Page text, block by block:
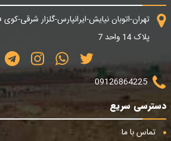
تهران-اتوبان نیایش-ایرانپارس-گلزار
پلاک 14 واحد 7
09126864225
دسترسی سریع
تماس با ما